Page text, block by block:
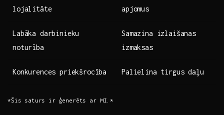
lojalitāte
apjomus
Labāka darbinieku
noturība
Samazina izlaišanas
izmaksas
Konkurences priekšrocība Palielina tirgus daļu
*Šis saturs ir ģenerēts ar MI.*